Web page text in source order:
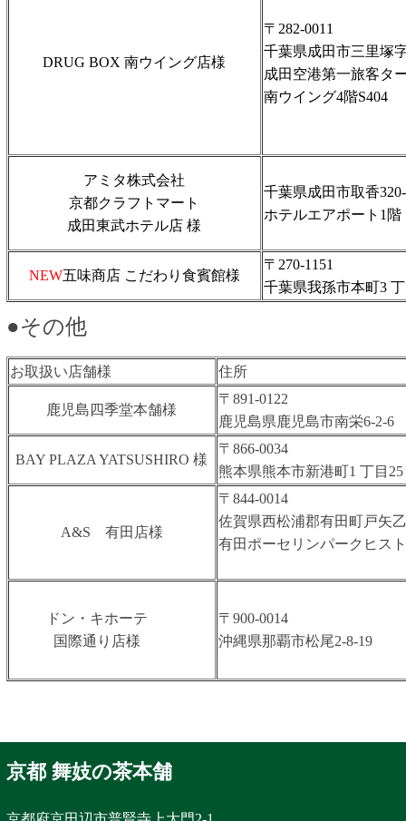
DRUG BOX 南ウイング店様
〒282-0011
千葉県成田市三里塚
成田空港第一旅客タ
南ウイング4階S404
アミタ株式会社
京都クラフトマート
成田東武ホテル店 様
千葉県成田市取香
ホテルエアポート1階
NEW五味商店 こだわり⾷賓館様
〒270-1151
千葉県我孫市本町3
●その他
お取扱い店舗様 住所
⿅児島四季堂本舗様
〒891-0122
⿅児島県⿅児島市南栄6-2-6
BAY PLAZA YATSUSHIRO 様
〒866-0034
熊本県熊本市新港町1 丁⽬25
A&S 有田店様
〒844-0014
佐賀県西松浦郡有田町戸矢
有田ポーセリンパークヒス
ドン・キホーテ
国際通り店様
〒900-0014
沖縄県那覇市松尾2-8-19
京都 舞妓の茶本舗